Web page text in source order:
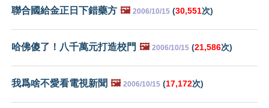
聯合國給金正日下錯藥方 🖼️ 2006/10/15 (30,551次)
哈佛傻了！八千萬元打造校門 🖼️ 2006/10/15 (21,586次)
我爲啥不愛看電視新聞 🖼️ 2006/10/15 (17,172次)